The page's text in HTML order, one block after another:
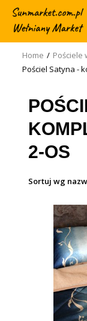
Home / Pościele
Pościel Satyna -
2-OS
Sortuj wg